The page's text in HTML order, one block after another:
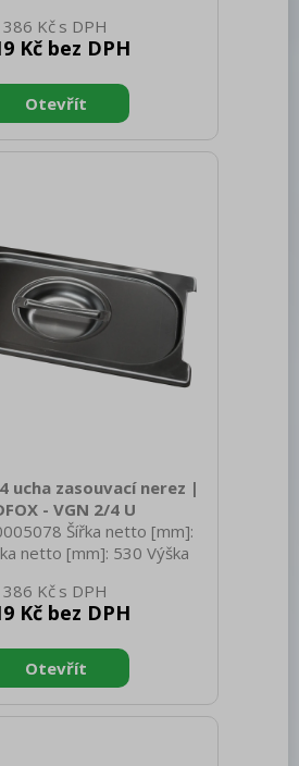
brutto [mm]: 550 Hloubka
350 Výška brutto [mm]:
Těsnění: Ne Úchyty: Ano
zařízení: Nerezové Velikost
[mm]: GN 1/2 Otvor
386 Kč
Kč bez DPH
ucha zasouvací nerez |
- VGN 2/4 U
Šířka netto [mm]:
netto [mm]: 530 Výška
brutto [mm]: 550 Hloubka
350 Výška brutto [mm]:
Těsnění: Ne Úchyty: Ano
zařízení: Nerezové Velikost
[mm]: GN 2/4 Otvor
386 Kč
Kč bez DPH